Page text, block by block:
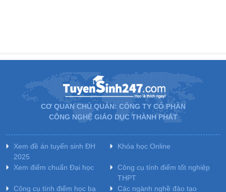
CƠ QUAN CHỦ QUẢN: CÔNG TY CỔ PHẦN
CÔNG NGHỆ GIÁO DỤC THÀNH PHÁT
Xem đề án tuyển sinh ĐH
2025
Khóa học Online
Xem điểm chuẩn Đại học
Công cụ tính điểm tốt nghiệp
THPT
Công cụ tính điểm học bạ
Các ngành nghề đào tạo